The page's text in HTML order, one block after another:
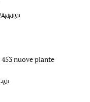
nuove piante